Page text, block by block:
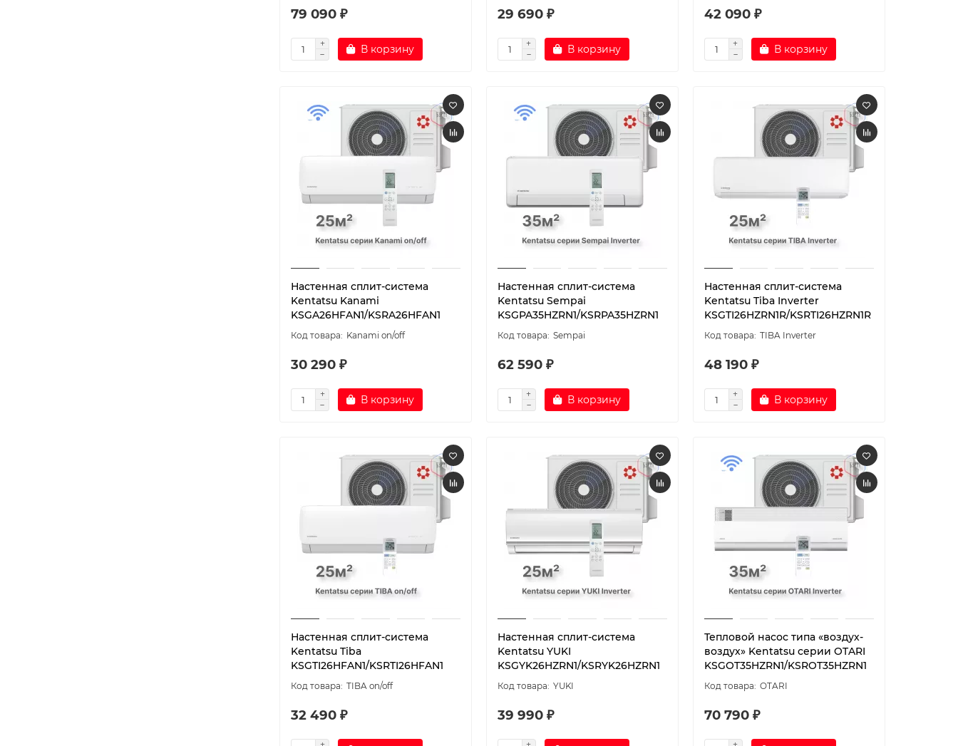
79 090 ₽
В корзину
29 690 ₽
В корзину
42 090 ₽
В корзину
Настенная сплит-система
Kentatsu Kanami
KSGA26HFAN1/KSRA26HFAN1
Kanami on/off
30 290 ₽
В корзину
Настенная сплит-система
Kentatsu Sempai
KSGPA35HZRN1/KSRPA35HZRN1
Sempai
62 590 ₽
В корзину
Настенная сплит-система
Kentatsu Tiba Inverter
KSGTI26HZRN1R/KSRTI26HZRN1R
TIBA Inverter
48 190 ₽
В корзину
Настенная сплит-система
Kentatsu Tiba
KSGTI26HFAN1/KSRTI26HFAN1
TIBA on/off
32 490 ₽
Настенная сплит-система
Kentatsu YUKI
KSGYK26HZRN1/KSRYK26HZRN1
YUKI
39 990 ₽
Тепловой насос типа «воздух-
воздух» Kentatsu серии OTARI
KSGOT35HZRN1/KSROT35HZRN1
OTARI
70 790 ₽